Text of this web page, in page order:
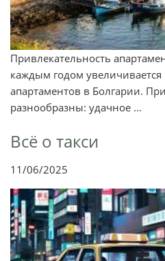
Привлекательность
каждым годом увеличивается
апартаментов в Болгарии.
разнообразны: удачное ...
Всё о такси
11/06/2025